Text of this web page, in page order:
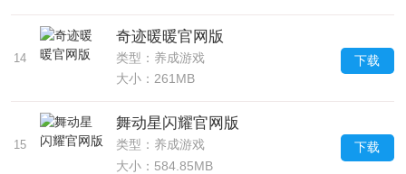
14
奇迹暖暖官网版
类型：养成游戏
大小：261MB
下载
15
舞动星闪耀官网版
类型：养成游戏
大小：584.85MB
下载